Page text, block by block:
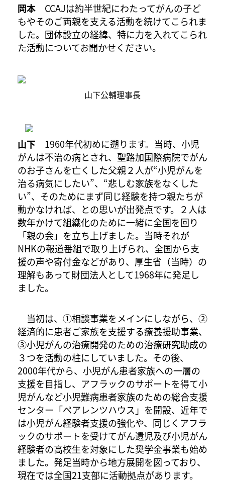
岡本 CCAJは約半世紀にわたってがんの子ど
もやそのご両親を支える活動を続けてこられま
した。団体設立の経緯、特に力を入れてこられ
た活動についてお聞かせください。
山下公輔理事長
山下 1960年代初めに遡ります。当時、小児
がんは不治の病とされ、聖路加国際病院でがん
のお子さんを亡くした父親２人が“小児がんを
治る病気にしたい”、“悲しむ家族をなくした
い”、そのためにまず同じ経験を持つ親たちが
動かなければ、との思いが出発点です。２人は
数年かけて組織化のために一緒に全国を回り
「親の会」を立ち上げました。当時それが
NHKの報道番組で取り上げられ、全国から支
援の声や寄付金などがあり、厚生省（当時）の
理解もあって財団法人として1968年に発足し
ました。
当初は、①相談事業をメインにしながら、②
経済的に患者ご家族を支援する療養援助事業、
③小児がんの治療開発のための治療研究助成の
３つを活動の柱にしていました。その後、
2000年代から、小児がん患者家族への一層の
支援を目指し、アフラックのサポートを得て小
児がんなど小児難病患者家族のための総合支援
センター「ペアレンツハウス」を開設、近年で
は小児がん経験者支援の強化や、同じくアフラ
ックのサポートを受けてがん遺児及び小児がん
経験者の高校生を対象にした奨学金事業も始め
ました。発足当時から地方展開を図っており、
現在では全国21支部に活動拠点があります。